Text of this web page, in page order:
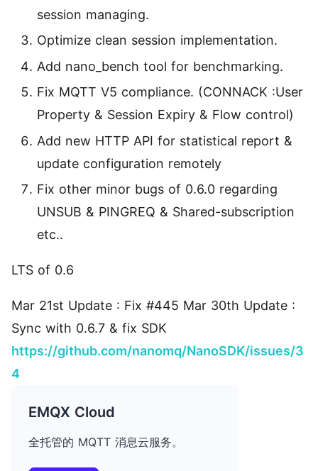
找到合适您的 MQTT 客户端库
MQTT 安全
MQTT 安全配置教程，为物联网应用保驾护航
MQTTX
MQTTX CLI
强大而易用的 MQTT 5.0 命令行工具
MQTTX Web
运行在浏览器上的 MQTT 5.0 WebSocket 客户端
MQTT Bench
session managing.
Optimize clean session implementation.
Add nano_bench tool for benchmarking.
Fix MQTT V5 compliance. (CONNACK :User
Property & Session Expiry & Flow control)
Add new HTTP API for statistical report &
update configuration remotely
Fix other minor bugs of 0.6.0 regarding
UNSUB & PINGREQ & Shared-subscription
etc..
LTS of 0.6
Mar 21st Update : Fix #445 Mar 30th Update :
Sync with 0.6.7 & fix SDK
https://github.com/nanomq/NanoSDK/issues/3
4
EMQX Cloud
全托管的 MQTT 消息云服务。